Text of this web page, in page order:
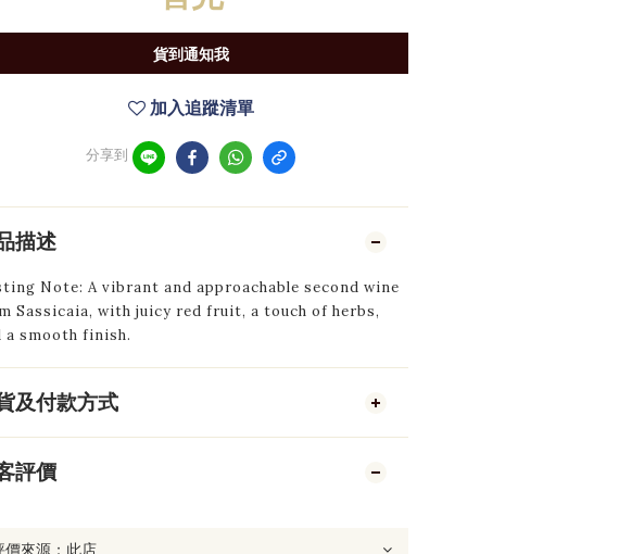
貨到通知我
加入追蹤清單
分享到
描述
Note: A vibrant and approachable second wine
Sassicaia, with juicy red fruit, a touch of herbs,
a smooth finish.
及付款方式
評價